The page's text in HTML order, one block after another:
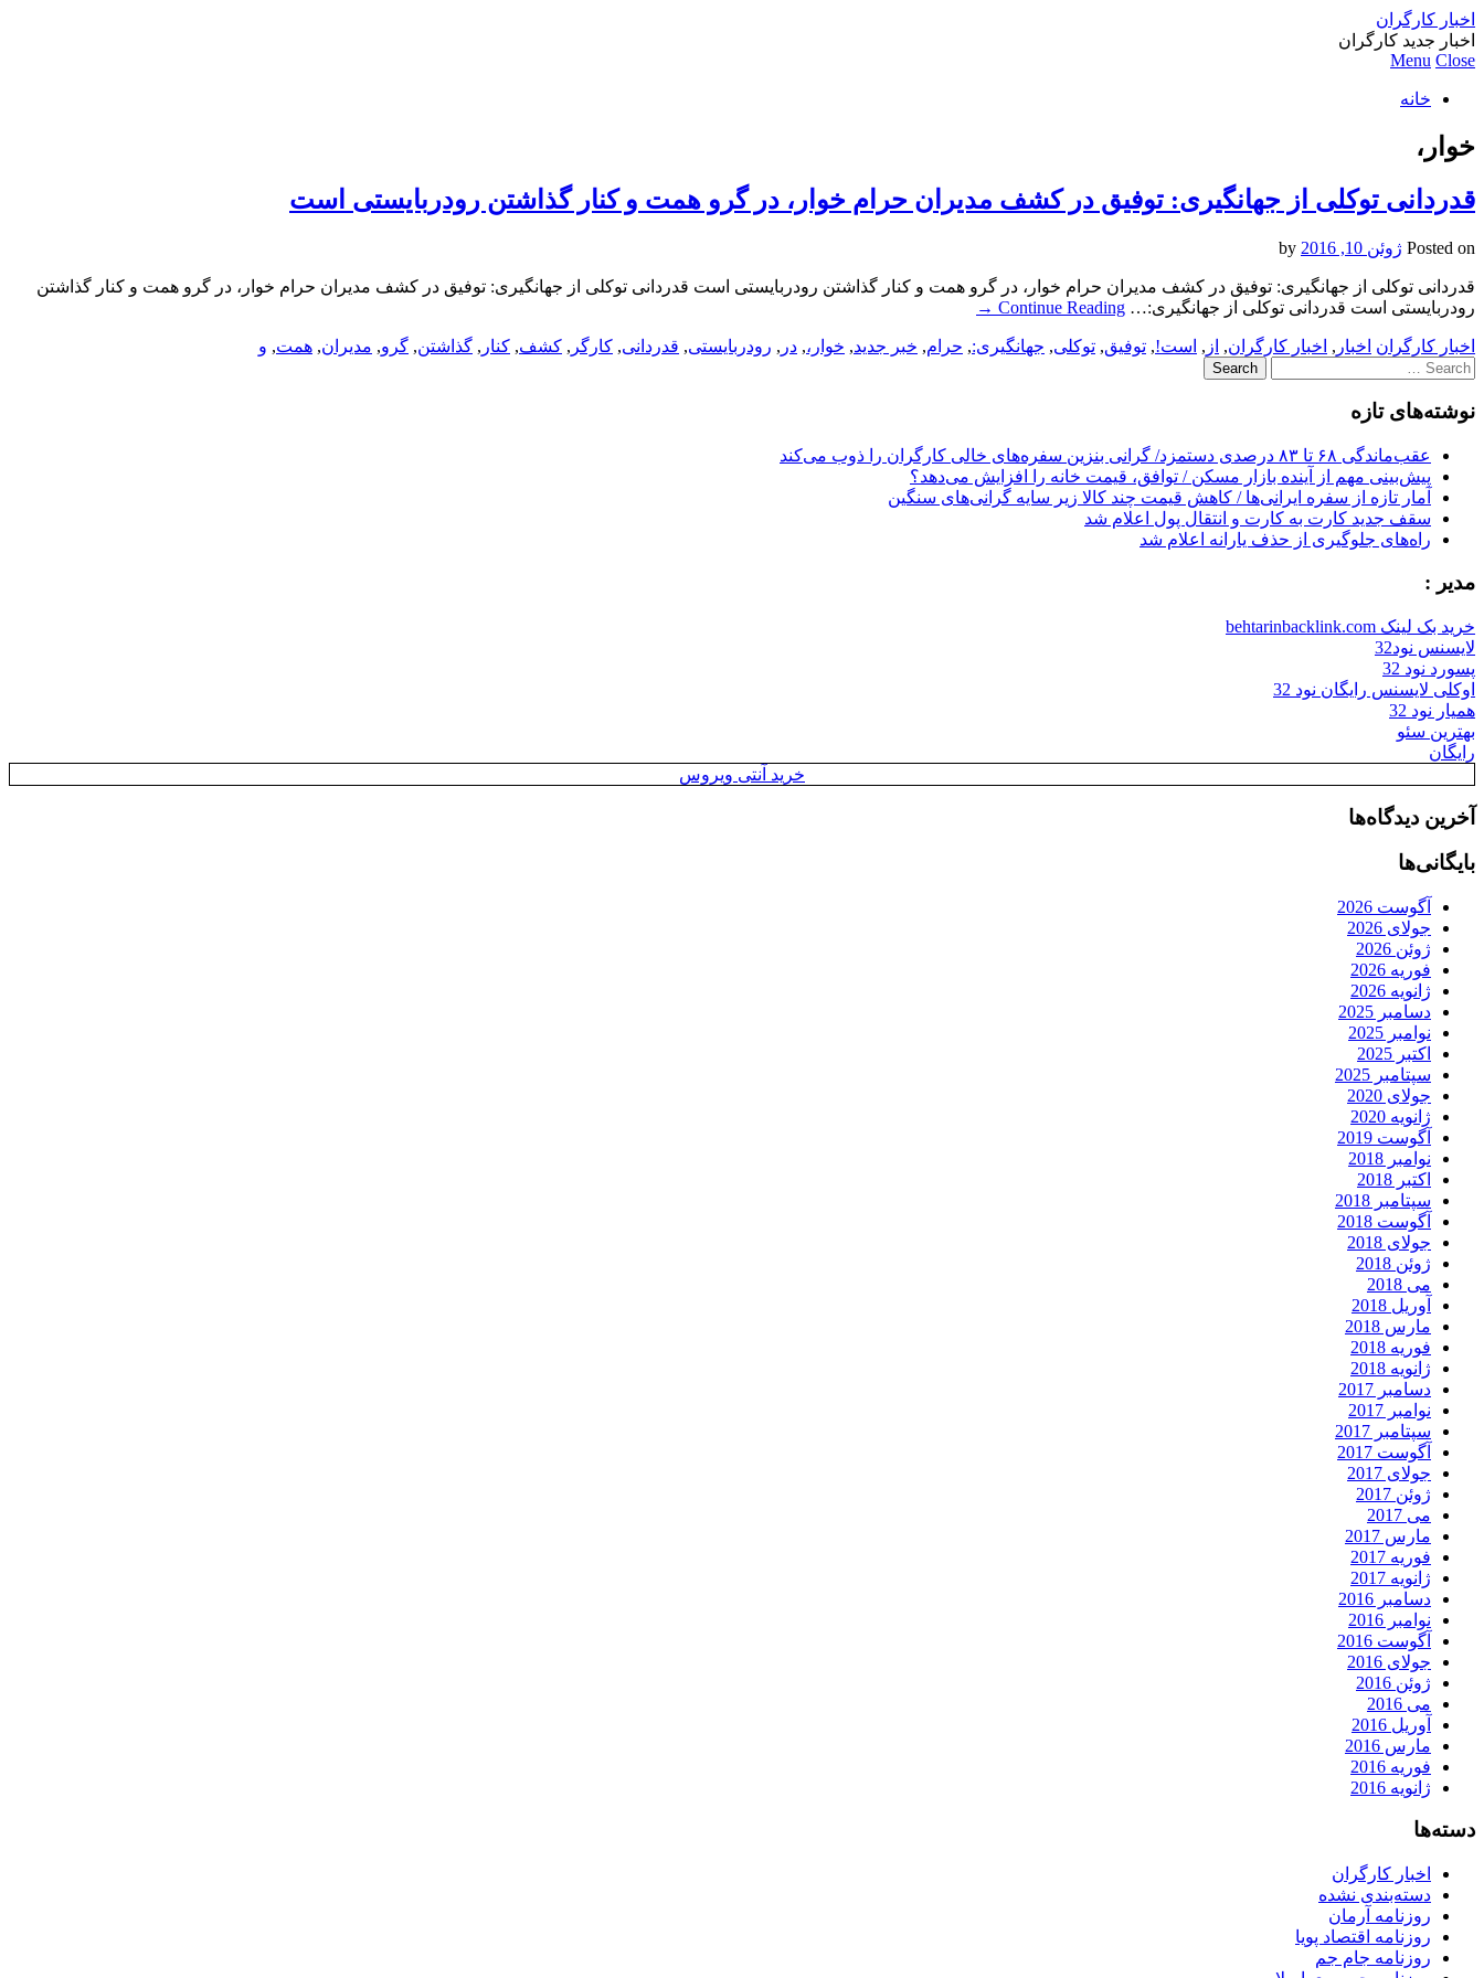
اخبار کارگران
اخبار جدید کارگران
Menu Close
خانه
خوار،
قدردانی توکلی از جهانگیری: توفیق در کشف مدیران حرام خوار، در گرو همت و کنار گذاشتن رودربایستی است
Posted on ژوئن 10, 2016
قدردانی توکلی از جهانگیری: توفیق در کشف مدیران حرام خوار، در گرو همت و کنار گذاشتن رودربایستی است قدردانی توکلی از جهانگیری: توفیق در کشف مدیران حرام خوار، در گرو همت و کنار گذاشتن
رودربایستی است قدردانی توکلی از جهانگیری:… Continue Reading
→
اخبار کارگران اخبار , اخبار کارگران, از , است!, توفیق, توکلی, جهانگیری:, حرام, خبر جدید, خوار،, در , رودربایستی, قدردانی, کارگر , کشف, کنار , گذاشتن, گرو, مدیران, همت, و
Search
for:
نوشته‌های تازه
عقب‌ماندگی ۶۸ تا ۸۳ درصدی دستمزد/ گرانی بنزین سفره‌های خالی کارگران را ذوب می‌کند
پیش‌بینی مهم از آینده بازار مسکن / توافق، قیمت خانه را افزایش می‌دهد؟
آمار تازه از سفره ایرانی‌ها / کاهش قیمت چند کالا زیر سایه گرانی‌های سنگین
سقف جدید کارت به کارت و انتقال پول اعلام شد
راه‌های جلوگیری از حذف یارانه اعلام شد
مدیر :
خرید بک لینک behtarinbacklink.com
لایسنس نود32
پسورد نود 32
اوکلی لایسنس رایگان نود 32
همیار نود 32
بهترین سئو
رایگان
خرید آنتی ویروس
آخرین دیدگاه‌ها
بایگانی‌ها
آگوست 2026
جولای 2026
ژوئن 2026
فوریه 2026
ژانویه 2026
دسامبر 2025
نوامبر 2025
اکتبر 2025
سپتامبر 2025
جولای 2020
ژانویه 2020
آگوست 2019
نوامبر 2018
اکتبر 2018
سپتامبر 2018
آگوست 2018
جولای 2018
ژوئن 2018
می 2018
آوریل 2018
مارس 2018
فوریه 2018
ژانویه 2018
دسامبر 2017
نوامبر 2017
سپتامبر 2017
آگوست 2017
جولای 2017
ژوئن 2017
می 2017
مارس 2017
فوریه 2017
ژانویه 2017
دسامبر 2016
نوامبر 2016
آگوست 2016
جولای 2016
ژوئن 2016
می 2016
آوریل 2016
مارس 2016
فوریه 2016
ژانویه 2016
دسته‌ها
اخبار کارگران
دسته‌بندی نشده
روزنامه آرمان
روزنامه اقتصاد پویا
روزنامه جام جم